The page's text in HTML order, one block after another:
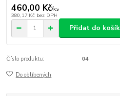
460,00 Kč/ks
380,17 Kč bez DPH
Přidat do
Číslo produktu: 04
Do oblíbených